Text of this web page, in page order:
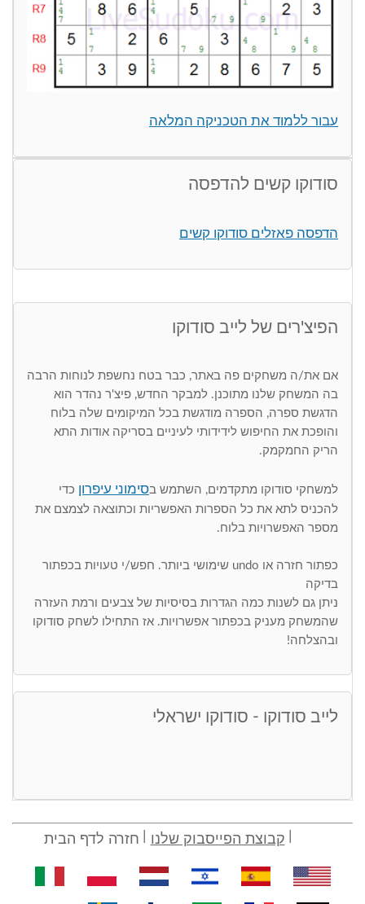
עבור ללמוד את הטכניקה המלאה
סודוקו קשים להדפסה
הדפסה פאזלים סודוקו קשים
הפיצ'רים של לייב סודוקו
אם את/ה משחקים פה באתר, כבר בטח נחשפת לנוחות הרבה
בה המשחק שלנו מתוכנן. למבקר החדש, פיצ'ר נהדר הוא
הדגשת ספרה, הספרה מודגשת בכל המיקומים שלה בלוח
והופכת את החיפוש לידידותי לעיניים בסריקה אודות התא
הריק החמקמק.
למשחקי סודוקו מתקדמים, השתמש בסימוני עיפרון כדי
להכניס לתא את כל הספרות האפשריות וכתוצאה לצמצם את
מספר האפשרויות בלוח.
כפתור חזרה או undo שימושי ביותר. חפש/י טעויות בכפתור
בדיקה
ניתן גם לשנות כמה הגדרות בסיסיות של צבעים ורמת העזרה
שהמשחק מעניק בכפתור אפשרויות. אז התחילו לשחק סודוקו
ובהצלחה!
לייב סודוקו - סודוקו ישראלי
קבוצת הפייסבוק שלנו חזרה לדף הבית